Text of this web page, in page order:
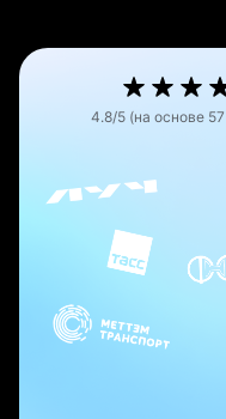
4.8/5 (на основе